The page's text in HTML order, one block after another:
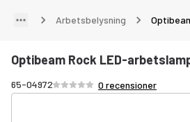
Arbetsbelysning
Optibeam Rock LED-
65-04972Betyg /5 stjärnor
0 recensioner